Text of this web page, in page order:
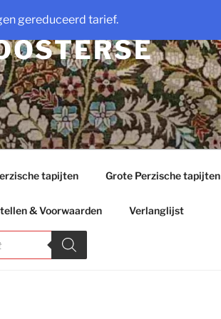
gereduceerd tarief.
tapijten Grote Perzische tapijten
& Voorwaarden Verlanglijst